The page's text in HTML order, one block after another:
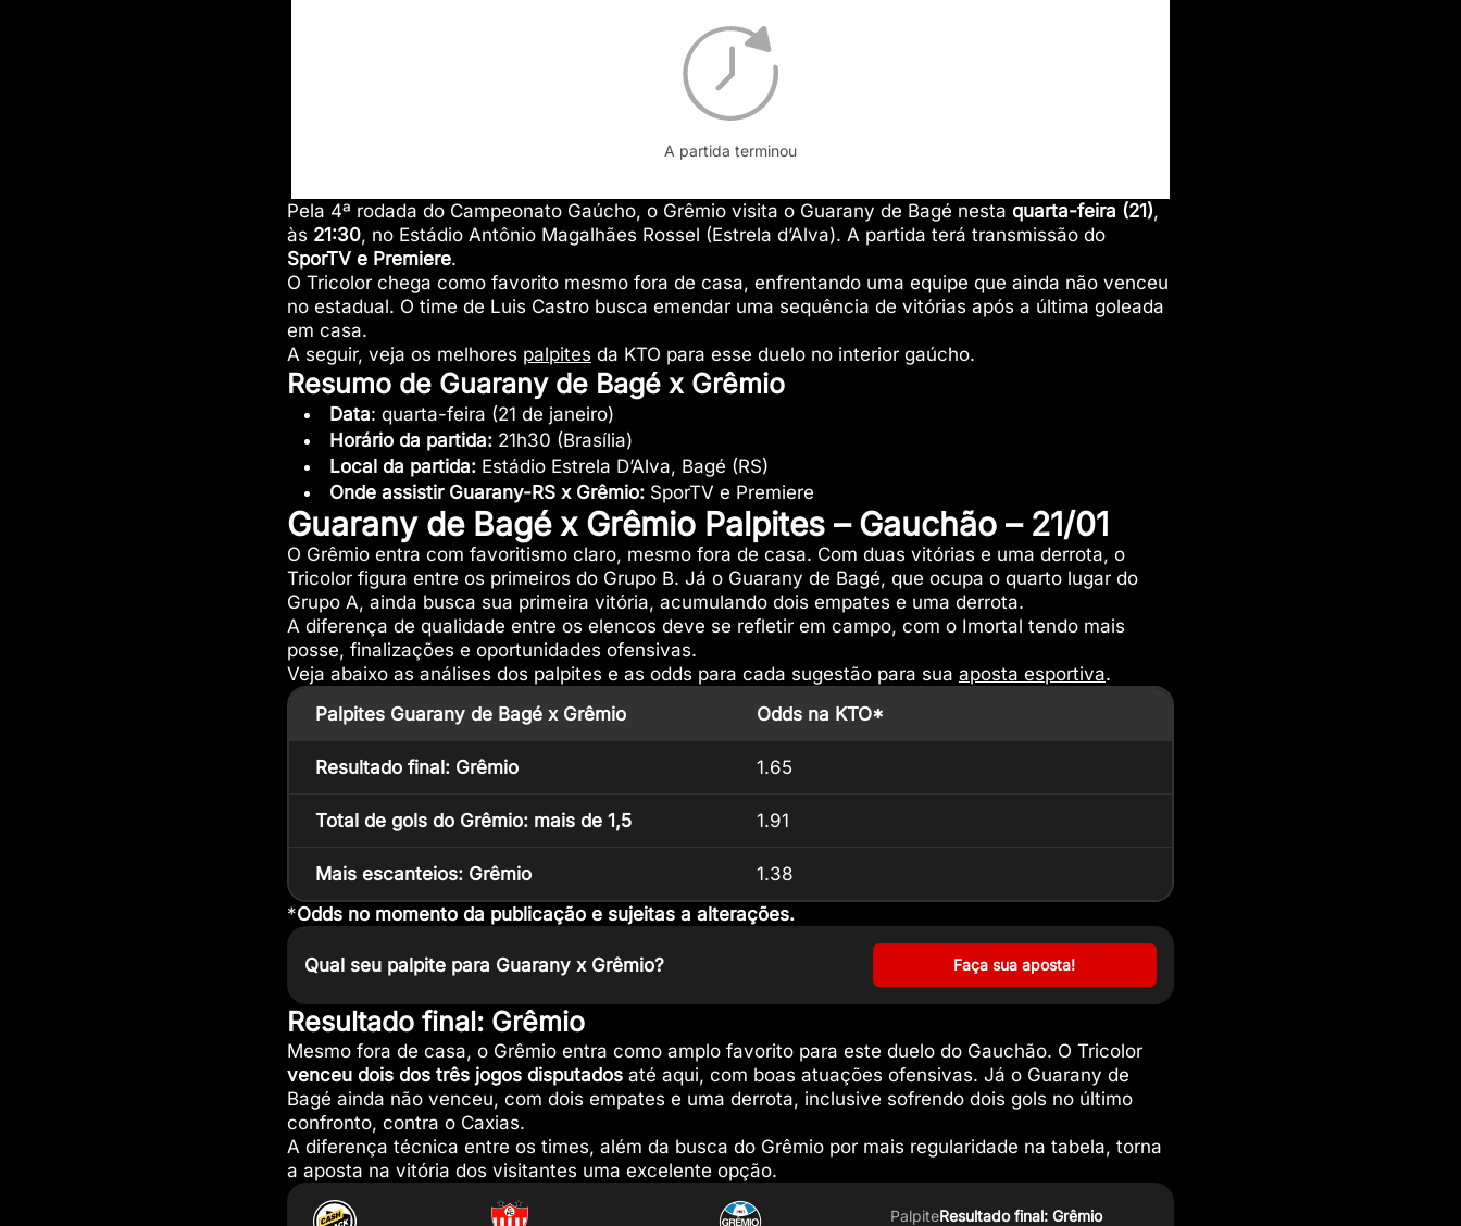
A partida terminou
Pela 4ª rodada do Campeonato Gaúcho, o Grêmio visita o Guarany de Bagé nesta quarta-feira (21),
às 21:30, no Estádio Antônio Magalhães Rossel (Estrela d’Alva). A partida terá transmissão do
SporTV e Premiere.
O Tricolor chega como favorito mesmo fora de casa, enfrentando uma equipe que ainda não venceu
no estadual. O time de Luis Castro busca emendar uma sequência de vitórias após a última goleada
em casa.
A seguir, veja os melhores palpites da KTO para esse duelo no interior gaúcho.
Resumo de Guarany de Bagé x Grêmio
Data: quarta-feira (21 de janeiro)
Horário da partida:21h30 (Brasília)
Local da partida:Estádio Estrela D’Alva, Bagé (RS)
Onde assistir Guarany-RS x Grêmio:SporTV e Premiere
Guarany de Bagé x Grêmio Palpites – Gauchão – 21/01
O Grêmio entra com favoritismo claro, mesmo fora de casa. Com duas vitórias e uma derrota, o
Tricolor figura entre os primeiros do Grupo B. Já o Guarany de Bagé, que ocupa o quarto lugar do
Grupo A, ainda busca sua primeira vitória, acumulando dois empates e uma derrota.
A diferença de qualidade entre os elencos deve se refletir em campo, com o Imortal tendo mais
posse, finalizações e oportunidades ofensivas.
Veja abaixo as análises dos palpites e as odds para cada sugestão para sua aposta esportiva.
Palpites Guarany de Bagé x Grêmio
Odds na KTO*
Resultado final: Grêmio 1.65
Total de gols do Grêmio: mais de 1,5 1.91
Mais escanteios: Grêmio
1.38
*Odds no momento da publicação e sujeitas a alterações.
Qual seu palpite para Guarany x Grêmio? Faça sua aposta!
Resultado final: Grêmio
Mesmo fora de casa, o Grêmio entra como amplo favorito para este duelo do Gauchão. O Tricolor
venceu dois dos três jogos disputados até aqui, com boas atuações ofensivas. Já o Guarany de
Bagé ainda não venceu, com dois empates e uma derrota, inclusive sofrendo dois gols no último
confronto, contra o Caxias.
A diferença técnica entre os times, além da busca do Grêmio por mais regularidade na tabela, torna
a aposta na vitória dos visitantes uma excelente opção.
PalpiteResultado final: Grêmio